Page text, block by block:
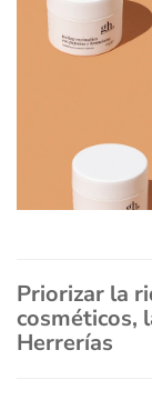
Priorizar la
cosméticos,
Herrerías